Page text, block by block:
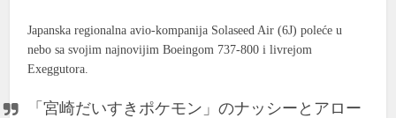
Japanska regionalna avio-kompanija Solaseed Air (6J) poleće u
nebo sa svojim najnovijim Boeingom 737-800 i livrejom
Exeggutora.
「宮崎だいすきポケモン」のナッシーとアロー